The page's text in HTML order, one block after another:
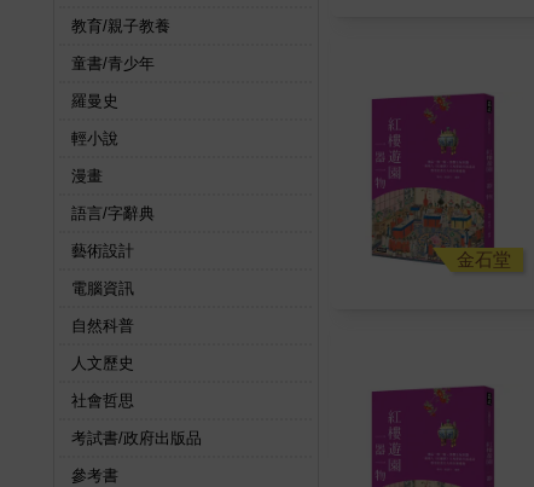
教育/親子教養
童書/青少年
羅曼史
輕小說
漫畫
語言/字辭典
藝術設計
電腦資訊
自然科普
人文歷史
社會哲思
考試書/政府出版品
參考書
金石堂